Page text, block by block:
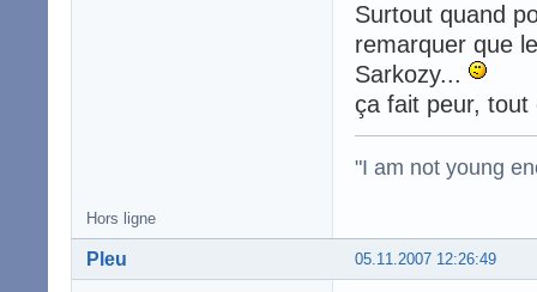
Surtout quand
remarquer que
Sarkozy...
ça fait peur, tout
"I am not young
Hors ligne
05.11.2007 12:26:49
Pleu